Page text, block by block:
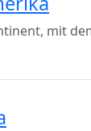
mit